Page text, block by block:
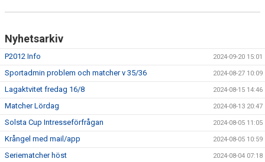
Nyhetsarkiv
P2012 Info 2024-09-20 15:01
Sportadmin problem och matcher v 35/36 2024-08-27 10:09
Lagaktvitet fredag 16/8 2024-08-15 14:46
Matcher Lördag 2024-08-13 20:47
Solsta Cup Intresseförfrågan 2024-08-05 11:05
Krångel med mail/app 2024-08-05 10:59
Seriematcher höst 2024-08-04 07:18